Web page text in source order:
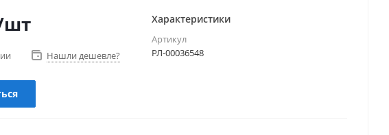
Нашли дешевле?
Характеристики
Артикул
РЛ-00036548